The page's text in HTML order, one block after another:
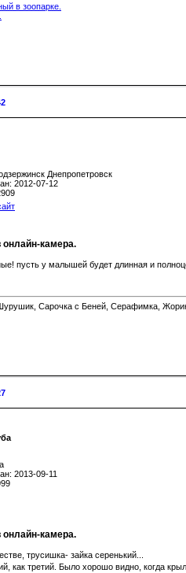
в зоопарке.
Днепропетровск
2012-07-12
онлайн-камера.
пусть у малышей будет длинная и
Сарочка с Беней, Серафимка,
2013-09-11
онлайн-камера.
трусишка- зайка серенький...
как третий. Было хорошо видно, когда